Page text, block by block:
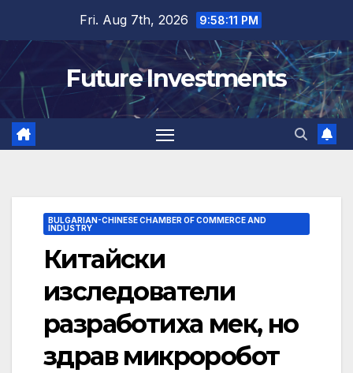
content
Fri. Aug 7th, 2026 9:58:12 PM
Future Investments
BULGARIAN-CHINESE CHAMBER OF COMMERCE AND
INDUSTRY
Китайски
изследователи
разработиха мек, но
здрав микроробот